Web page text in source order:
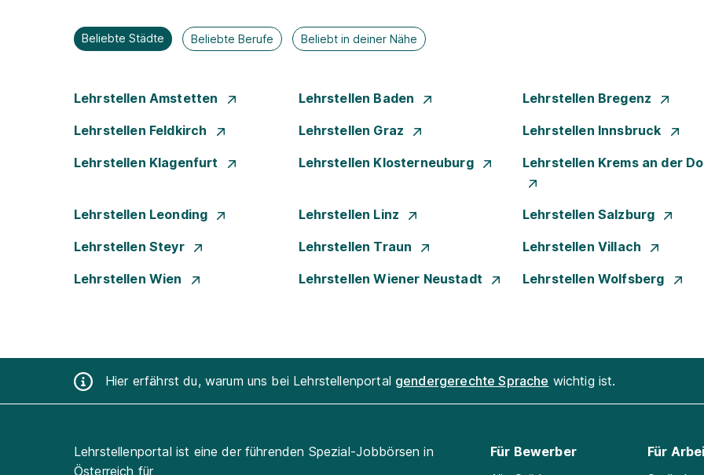
Beliebte Städte Beliebte Berufe Beliebt in deiner Nähe
Lehrstellen Amstetten Lehrstellen Baden Lehrstellen Bregenz
Lehrstellen Feldkirch Lehrstellen Graz Lehrstellen Innsbruck
Lehrstellen Klagenfurt Lehrstellen Klosterneuburg Lehrstellen Krems an der
Lehrstellen Leonding Lehrstellen Linz Lehrstellen Salzburg
Lehrstellen Steyr Lehrstellen Traun Lehrstellen Villach
Lehrstellen Wien Lehrstellen Wiener Neustadt Lehrstellen Wolfsberg
Hier erfährst du, warum uns bei Lehrstellenportal gendergerechte Sprache wichtig ist.
Lehrstellenportal ist eine der führenden Spezial-Jobbörsen in
Österreich für
Für Bewerber
Für